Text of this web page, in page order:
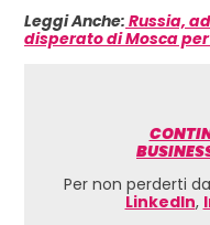
Leggi Anche: Russia,
disperato di Mosca
Per non perderti
LinkedIn,